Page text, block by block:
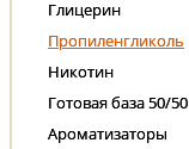
Глицерин
Пропиленгликоль
Никотин
Готовая база 50/50
Ароматизаторы